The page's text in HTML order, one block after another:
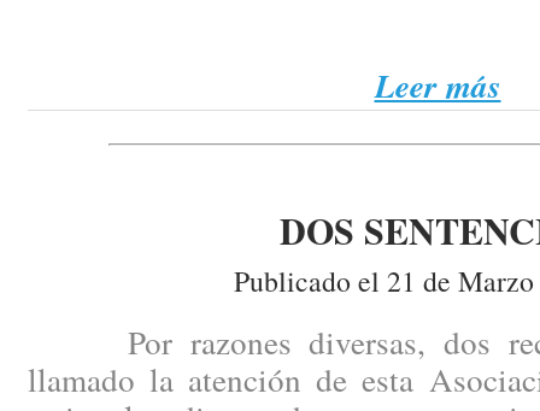
Leer más
DOS
Publicado el 21 de
Por razones diversas, dos
llamado la atención de esta